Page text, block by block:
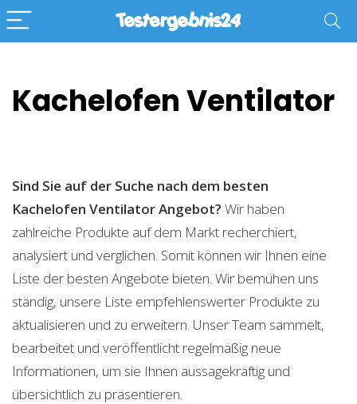
Kachelofen Ventilator
Sind Sie auf der Suche nach dem besten
Kachelofen VentilatorAngebot? Wir haben
zahlreiche Produkte auf dem Markt recherchiert,
analysiert und verglichen. Somit können wir Ihnen eine
Liste der besten Angebote bieten. Wir bemühen uns
ständig, unsere Liste empfehlenswerter Produkte zu
aktualisieren und zu erweitern. Unser Team sammelt,
bearbeitet und veröffentlicht regelmäßig neue
Informationen, um sie Ihnen aussagekräftig und
übersichtlich zu präsentieren.